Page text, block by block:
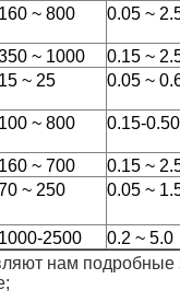
160 ~ 800 0.05 ~
~ 1000 0.15 ~
15 ~ 25 0.05 ~
100 ~ 800 0.15-0.50
160 ~ 700 0.15 ~
~ 250 0.05 ~
1000-2500 0.2 ~ 5.0
нам подробные